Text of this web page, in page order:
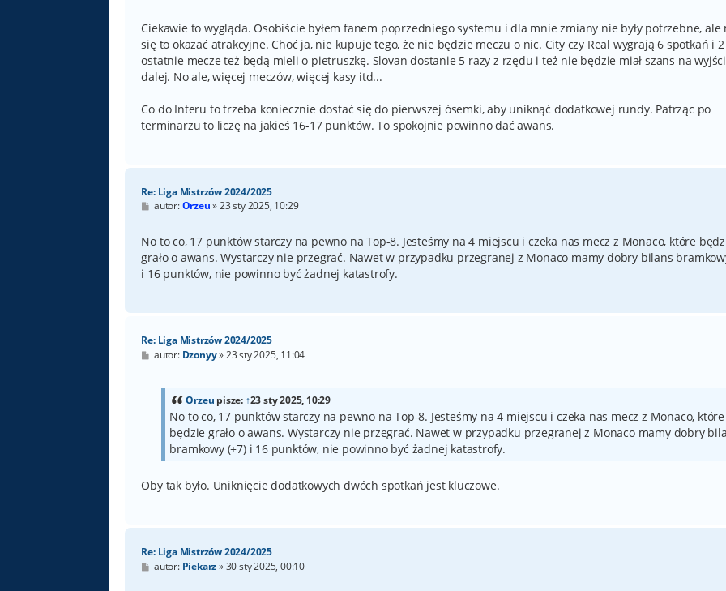
t
Ciekawie to wygląda. Osobiście byłem fanem poprzedniego systemu i dla mnie zmiany nie były potrzebne, ale
się to okazać atrakcyjne. Choć ja, nie kupuje tego, że nie będzie meczu o nic. City czy Real wygrają 6 spotkań i 2
ostatnie mecze też będą mieli o pietruszkę. Slovan dostanie 5 razy z rzędu i też nie będzie miał szans na
dalej. No ale, więcej meczów, więcej kasy itd...
Co do Interu to trzeba koniecznie dostać się do pierwszej ósemki, aby uniknąć dodatkowej rundy. Patrząc po
terminarzu to liczę na jakieś 16-17 punktów. To spokojnie powinno dać awans.
Re: Liga Mistrzów 2024/2025
P
t
autor:Orzeu»23 sty 2025, 10:29
No to co, 17 punktów starczy na pewno na Top-8. Jesteśmy na 4 miejscu i czeka nas mecz z Monaco, które
grało o awans. Wystarczy nie przegrać. Nawet w przypadku przegranej z Monaco mamy dobry bilans
i 16 punktów, nie powinno być żadnej katastrofy.
Re: Liga Mistrzów 2024/2025
Pautor: Dzonyy»23 sty 2025, 11:04
Orzeu pisze: ↑23 sty 2025, 10:29
No to co, 17 punktów starczy na pewno na Top-8. Jesteśmy na 4 miejscu i czeka nas mecz z Monaco, które
będzie grało o awans. Wystarczy nie przegrać. Nawet w przypadku przegranej z Monaco mamy dobry
bramkowy (+7) i 16 punktów, nie powinno być żadnej katastrofy.
Oby tak było. Uniknięcie dodatkowych dwóch spotkań jest kluczowe.
Re: Liga Mistrzów 2024/2025
Pautor: Piekarz»30 sty 2025, 00:10